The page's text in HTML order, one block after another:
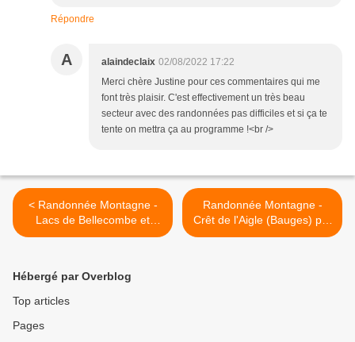
Répondre
A alaindeclaix 02/08/2022 17:22
Merci chère Justine pour ces commentaires qui me
font très plaisir. C'est effectivement un très beau
secteur avec des randonnées pas difficiles et si ça te
tente on mettra ça au programme !<br />
< Randonnée Montagne -
Lacs de Bellecombe et
autres lacs (Haute-
Randonnée Montagne -
Crêt de l'Aigle (Bauges) par
la Figlia >
Hébergé par Overblog
Top articles
Pages